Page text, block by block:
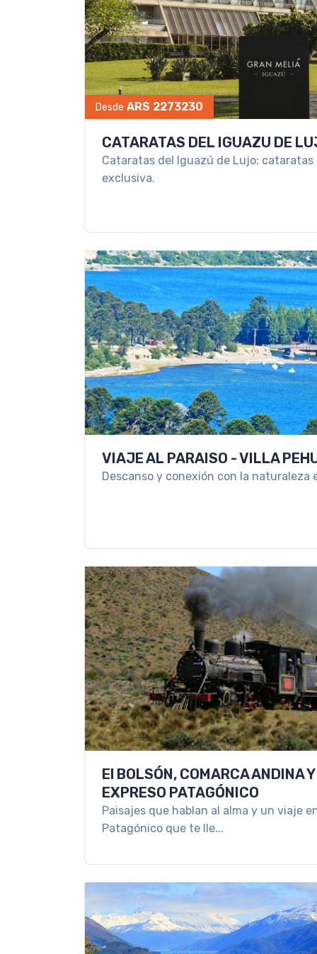
Desde ARS 2273230
CATARATAS DEL IGUAZU DE
Cataratas del Iguazú de Lujo: cataratas
exclusiva.
VIAJE AL PARAISO - VILLA
Descanso y conexión con la naturaleza
El BOLSÓN, COMARCA ANDINA
EXPRESO PATAGÓNICO
Paisajes que hablan al alma y un viaje
Patagónico que te lle...